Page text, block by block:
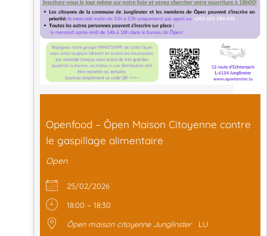
Openfood – Ôpen Maison Citoyenne contre
le gaspillage alimentaire
Open
25/02/2026
18:00 – 18:30
Ôpen maison citoyenne Junglinster
LU